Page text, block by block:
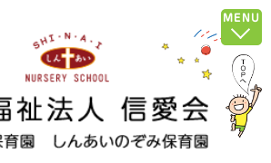
MENU